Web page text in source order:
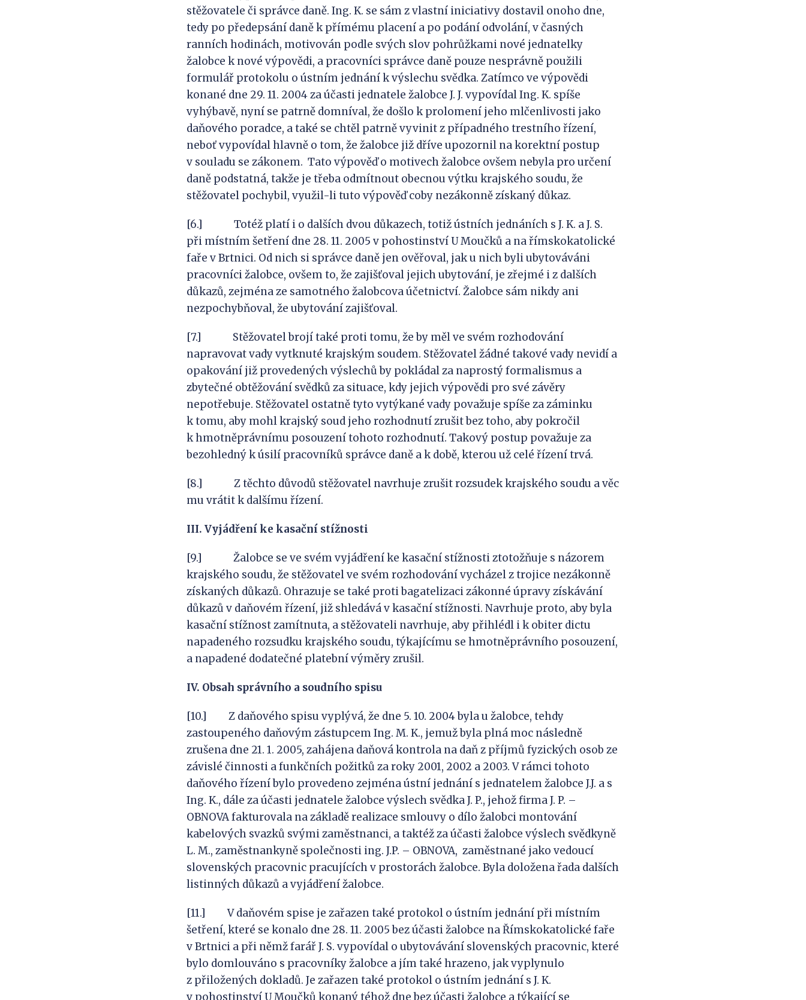
stěžovatele či správce daně. Ing. K. se sám z vlastní iniciativy dostavil onoho dne,
tedy po předepsání daně k přímému placení a po podání odvolání, v časných
ranních hodinách, motivován podle svých slov pohrůžkami nové jednatelky
žalobce k nové výpovědi, a pracovníci správce daně pouze nesprávně použili
formulář protokolu o ústním jednání k výslechu svědka. Zatímco ve výpovědi
konané dne 29. 11. 2004 za účasti jednatele žalobce J. J. vypovídal Ing. K. spíše
vyhýbavě, nyní se patrně domníval, že došlo k prolomení jeho mlčenlivosti jako
daňového poradce, a také se chtěl patrně vyvinit z případného trestního řízení,
neboť vypovídal hlavně o tom, že žalobce již dříve upozornil na korektní postup
v souladu se zákonem. Tato výpověď o motivech žalobce ovšem nebyla pro určení
daně podstatná, takže je třeba odmítnout obecnou výtku krajského soudu, že
stěžovatel pochybil, využil-li tuto výpověď coby nezákonně získaný důkaz.
[6.] Totéž platí i o dalších dvou důkazech, totiž ústních jednáních s J. K. a J. S.
při místním šetření dne 28. 11. 2005 v pohostinství U Moučků a na římskokatolické
faře v Brtnici. Od nich si správce daně jen ověřoval, jak u nich byli ubytováváni
pracovníci žalobce, ovšem to, že zajišťoval jejich ubytování, je zřejmé i z dalších
důkazů, zejména ze samotného žalobcova účetnictví. Žalobce sám nikdy ani
nezpochybňoval, že ubytování zajišťoval.
[7.] Stěžovatel brojí také proti tomu, že by měl ve svém rozhodování
napravovat vady vytknuté krajským soudem. Stěžovatel žádné takové vady nevidí a
opakování již provedených výslechů by pokládal za naprostý formalismus a
zbytečné obtěžování svědků za situace, kdy jejich výpovědi pro své závěry
nepotřebuje. Stěžovatel ostatně tyto vytýkané vady považuje spíše za záminku
k tomu, aby mohl krajský soud jeho rozhodnutí zrušit bez toho, aby pokročil
k hmotněprávnímu posouzení tohoto rozhodnutí. Takový postup považuje za
bezohledný k úsilí pracovníků správce daně a k době, kterou už celé řízení trvá.
[8.] Z těchto důvodů stěžovatel navrhuje zrušit rozsudek krajského soudu a věc
mu vrátit k dalšímu řízení.
III. Vyjádření ke kasační stížnosti
[9.] Žalobce se ve svém vyjádření ke kasační stížnosti ztotožňuje s názorem
krajského soudu, že stěžovatel ve svém rozhodování vycházel z trojice nezákonně
získaných důkazů. Ohrazuje se také proti bagatelizaci zákonné úpravy získávání
důkazů v daňovém řízení, již shledává v kasační stížnosti. Navrhuje proto, aby byla
kasační stížnost zamítnuta, a stěžovateli navrhuje, aby přihlédl i k obiter dictu
napadeného rozsudku krajského soudu, týkajícímu se hmotněprávního posouzení,
a napadené dodatečné platební výměry zrušil.
IV. Obsah správního a soudního spisu
[10.] Z daňového spisu vyplývá, že dne 5. 10. 2004 byla u žalobce, tehdy
zastoupeného daňovým zástupcem Ing. M. K., jemuž byla plná moc následně
zrušena dne 21. 1. 2005, zahájena daňová kontrola na daň z příjmů fyzických osob ze
závislé činnosti a funkčních požitků za roky 2001, 2002 a 2003. V rámci tohoto
daňového řízení bylo provedeno zejména ústní jednání s jednatelem žalobce J.J. a s
Ing. K., dále za účasti jednatele žalobce výslech svědka J. P., jehož firma J. P. –
OBNOVA fakturovala na základě realizace smlouvy o dílo žalobci montování
kabelových svazků svými zaměstnanci, a taktéž za účasti žalobce výslech svědkyně
L. M., zaměstnankyně společnosti ing. J.P. – OBNOVA, zaměstnané jako vedoucí
slovenských pracovnic pracujících v prostorách žalobce. Byla doložena řada dalších
listinných důkazů a vyjádření žalobce.
[11.] V daňovém spise je zařazen také protokol o ústním jednání při místním
šetření, které se konalo dne 28. 11. 2005 bez účasti žalobce na Římskokatolické faře
v Brtnici a při němž farář J. S. vypovídal o ubytovávání slovenských pracovnic, které
bylo domlouváno s pracovníky žalobce a jím také hrazeno, jak vyplynulo
z přiložených dokladů. Je zařazen také protokol o ústním jednání s J. K.
v pohostinství U Moučků konaný téhož dne bez účasti žalobce a týkající se